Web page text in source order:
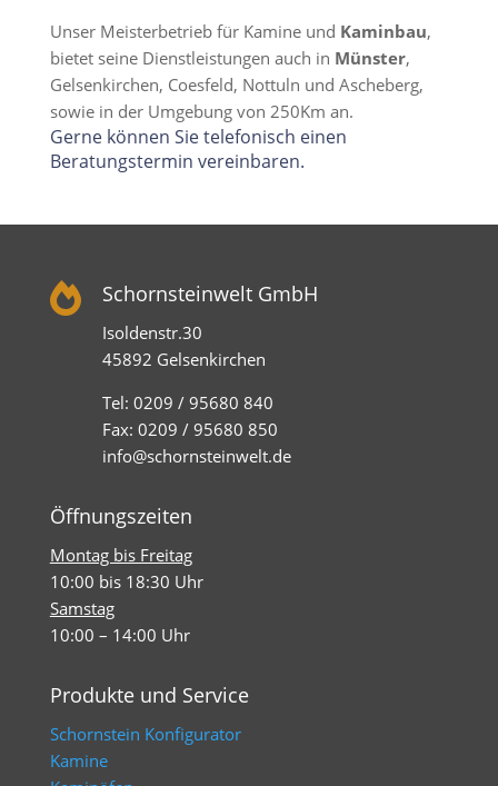
Unser Meisterbetrieb für Kamine und Kaminbau,
bietet seine Dienstleistungen auch in Münster,
Gelsenkirchen, Coesfeld, Nottuln und Ascheberg,
sowie in der Umgebung von 250Km an.
Gerne können Sie telefonisch einen
Beratungstermin vereinbaren.
 Schornsteinwelt GmbH
Isoldenstr.30
45892 Gelsenkirchen
Tel: 0209 / 95680 840
Fax: 0209 / 95680 850
info@schornsteinwelt.de
Öffnungszeiten
Montag bis Freitag
10:00 bis 18:30 Uhr
Samstag
10:00 – 14:00 Uhr
Produkte und Service
Schornstein Konfigurator
Kamine